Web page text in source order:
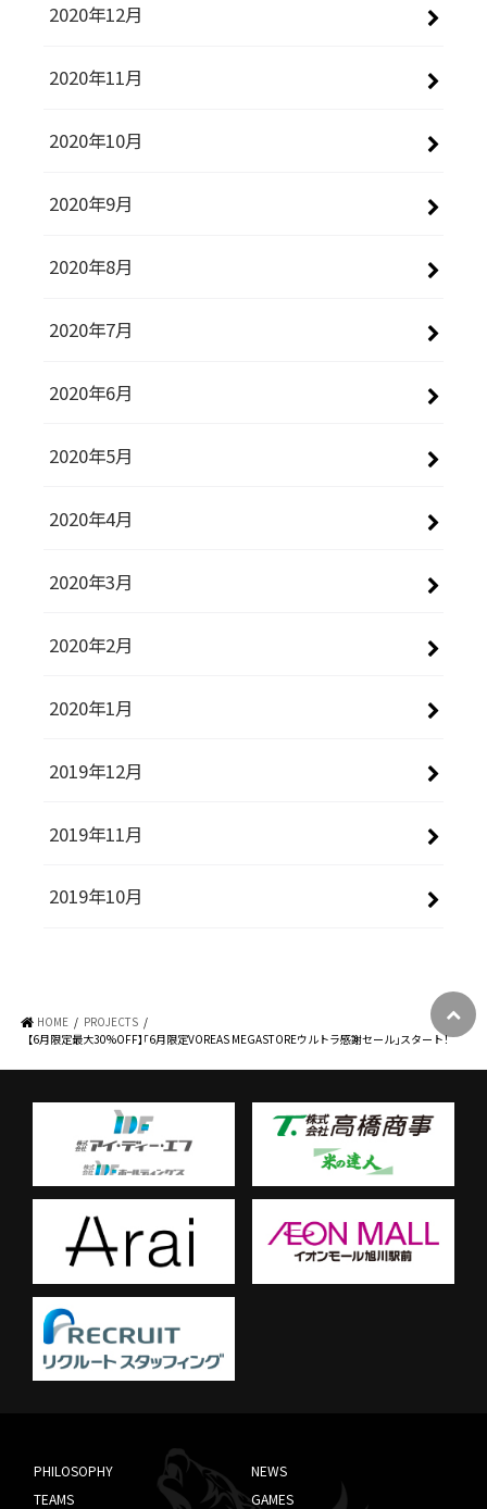
2020年12月
2020年11月
2020年10月
2020年9月
2020年8月
2020年7月
2020年6月
2020年5月
2020年4月
2020年3月
2020年2月
2020年1月
2019年12月
2019年11月
2019年10月
HOME
PROJECTS
【6月限定最大30%OFF】「6月限定VOREAS MEGASTOREウルトラ感謝セール」スタート！
PHILOSOPHY
NEWS
TEAMS
GAMES